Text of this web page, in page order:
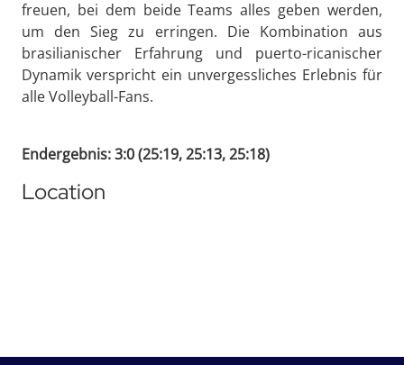
freuen, bei dem beide Teams alles geben werden,
um den Sieg zu erringen. Die Kombination aus
brasilianischer Erfahrung und puerto-ricanischer
Dynamik verspricht ein unvergessliches Erlebnis für
alle Volleyball-Fans.
Endergebnis: 3:0 (25:19, 25:13, 25:18)
Location